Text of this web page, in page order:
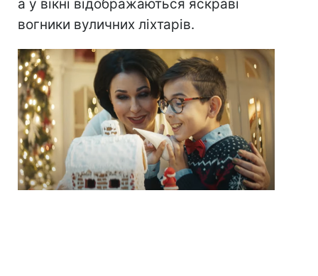
а у вікні відображаються яскраві
вогники вуличних ліхтарів.